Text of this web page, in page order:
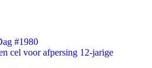
#1980
cel voor afpersing 12-jarige